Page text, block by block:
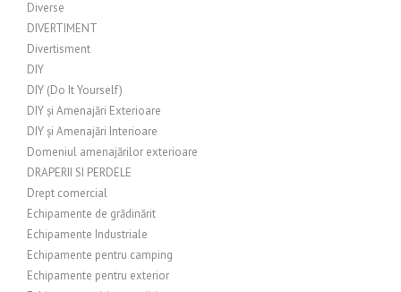
Diverse
DIVERTIMENT
Divertisment
DIY
DIY (Do It Yourself)
DIY și Amenajări Exterioare
DIY și Amenajări Interioare
Domeniul amenajărilor exterioare
DRAPERII SI PERDELE
Drept comercial
Echipamente de grădinărit
Echipamente Industriale
Echipamente pentru camping
Echipamente pentru exterior